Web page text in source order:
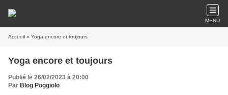
MENU
Accueil » Yoga encore et toujours
Yoga encore et toujours
Publié le 26/02/2023 à 20:00
Par Blog Poggiolo